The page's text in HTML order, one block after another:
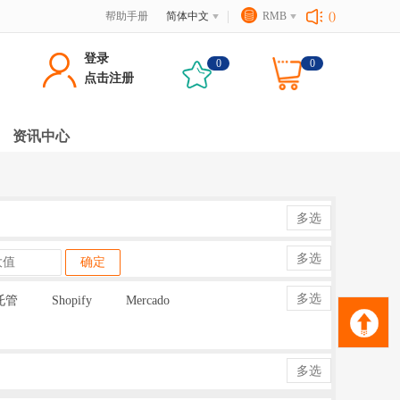
帮助手册 简体中文 RMB ()
登录
点击注册
0 0
资讯中心
多选
确定 多选
管 Shopify Mercado 多选
多选